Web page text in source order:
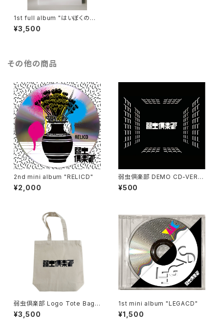
1st full album "はいぼくのれ
きし" ZINE (音源ダウンロード
QRコード付)
¥3,500
その他の商品
2nd mini album "RELICD"
¥2,000
弱虫倶楽部 DEMO CD-VERSI
ON 6
¥500
弱虫倶楽部 Logo Tote Bag
(M)
¥3,500
1st mini album "LEGACD"
¥1,500